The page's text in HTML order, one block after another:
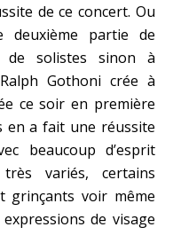
de ce concert. Ou
partie de
de solistes sinon à
Gothoni crée à
ce soir en première
en a fait une réussite
beaucoup d’esprit
variés, certains
grinçants voir même
de visage